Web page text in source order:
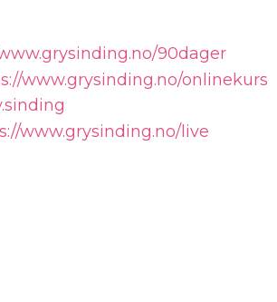
90dager
www.grysinding.no/onlinekurs
www.grysinding.no/live